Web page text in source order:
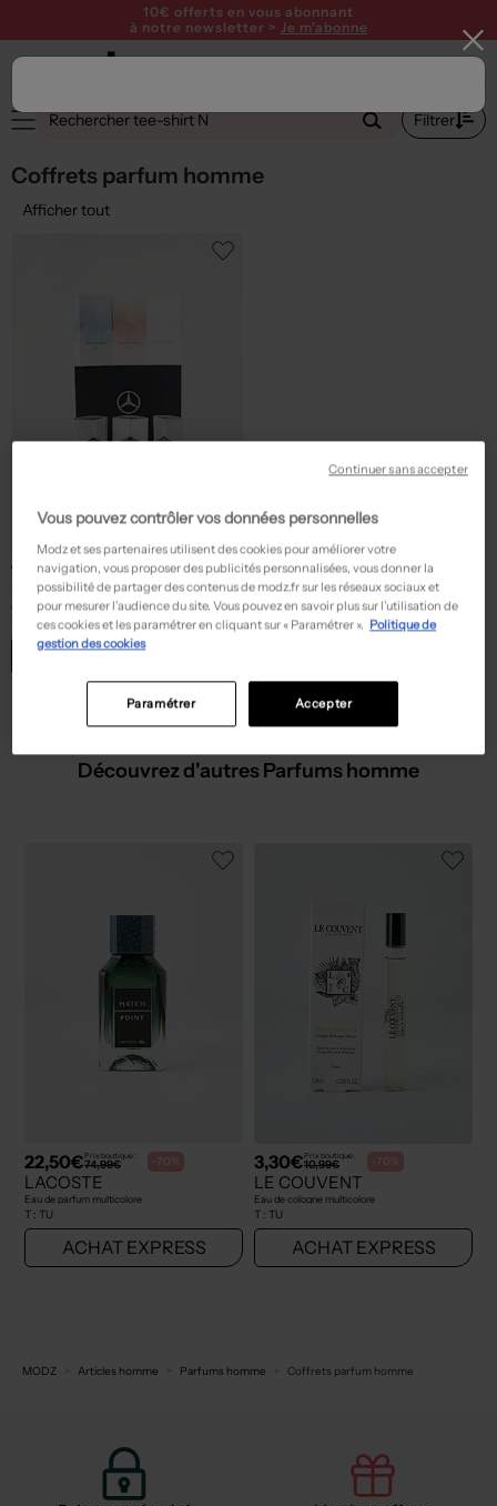
10€ offerts en vous abonnant
à notre newsletter > Je m'abonne
Filtrer
Coffrets parfum homme
Afficher tout
190,35€Prix neuf estimé :
423,00€ -55%
MERCEDES BENZ
Coffret parfum bleu
TU
ACHAT EXPRESS
Découvrez d'autres Parfums homme
22,50€Prix boutique :
74,99€ -70%
LACOSTE
Eau de parfum multicolore
T : TU
ACHAT EXPRESS
3,30€Prix boutique :
10,99€ -70%
LE COUVENT
Eau de cologne multicolore
T : TU
ACHAT EXPRESS
MODZ Articles homme Parfums homme Coffrets parfum homme
Vous pouvez contrôler vos données personnelles
Modz et ses partenaires utilisent des cookies pour améliorer votre
navigation, vous proposer des publicités personnalisées, vous donner la
possibilité de partager des contenus de modz.fr sur les réseaux sociaux et
pour mesurer l’audience du site. Vous pouvez en savoir plus sur l’utilisation de
ces cookies et les paramétrer en cliquant sur « Paramétrer ». Politique de
gestion des cookies
Accepter
Paramétrer
Continuer sans accepter